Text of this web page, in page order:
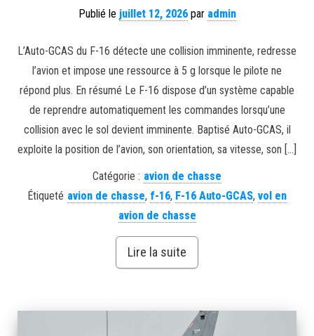
Publié le juillet 12, 2026par admin
L’Auto-GCAS du F-16 détecte une collision imminente, redresse
l’avion et impose une ressource à 5 g lorsque le pilote ne
répond plus. En résumé Le F-16 dispose d’un système capable
de reprendre automatiquement les commandes lorsqu’une
collision avec le sol devient imminente. Baptisé Auto-GCAS, il
exploite la position de l’avion, son orientation, sa vitesse, son […]
Catégorie : avion de chasse
Étiqueté avion de chasse, f-16, F-16 Auto-GCAS, vol en
avion de chasse
Lire la suite